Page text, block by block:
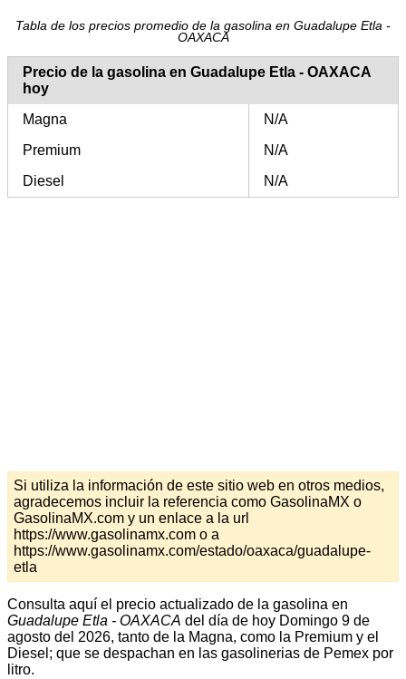
Tabla de los precios promedio de la gasolina en Guadalupe Etla -
OAXACA
Precio de la gasolina en Guadalupe Etla - OAXACA
hoy
Magna
N/A
Premium
N/A
Diesel
N/A
Si utiliza la información de este sitio web en otros medios,
agradecemos incluir la referencia como GasolinaMX o
GasolinaMX.com y un enlace a la url
https://www.gasolinamx.com o a
https://www.gasolinamx.com/estado/oaxaca/guadalupe-
etla
Consulta aquí el precio actualizado de la gasolina en
Guadalupe Etla - OAXACA del día de hoy Domingo 9 de
agosto del 2026, tanto de la Magna, como la Premium y el
Diesel; que se despachan en las gasolinerias de Pemex por
litro.